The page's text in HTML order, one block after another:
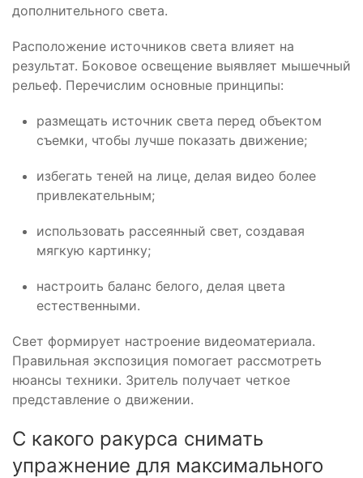
дополнительного света.
Расположение источников света влияет на
результат. Боковое освещение выявляет мышечный
рельеф. Перечислим основные принципы:
размещать источник света перед объектом
съемки, чтобы лучше показать движение;
избегать теней на лице, делая видео более
привлекательным;
использовать рассеянный свет, создавая
мягкую картинку;
настроить баланс белого, делая цвета
естественными.
Свет формирует настроение видеоматериала.
Правильная экспозиция помогает рассмотреть
нюансы техники. Зритель получает четкое
представление о движении.
С какого ракурса снимать
упражнение для максимального